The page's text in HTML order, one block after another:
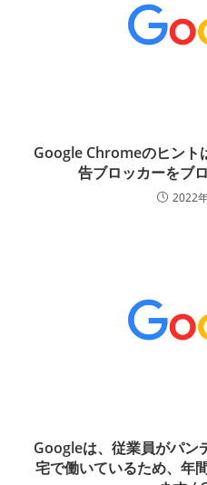
Google Chromeのヒント
告ブロッカーをブ
2022
Googleは、従業員がパン
宅で働いているため、年